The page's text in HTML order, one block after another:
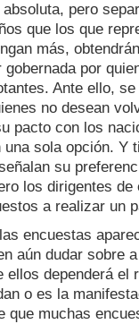
pero
que los que
más,
por
Ante ello,
no desean
pacto con los
sola opción. Y
su
los dirigentes
a realizar un
encuestas
aún dudar sobre
ellos dependerá el
o es la
que muchas